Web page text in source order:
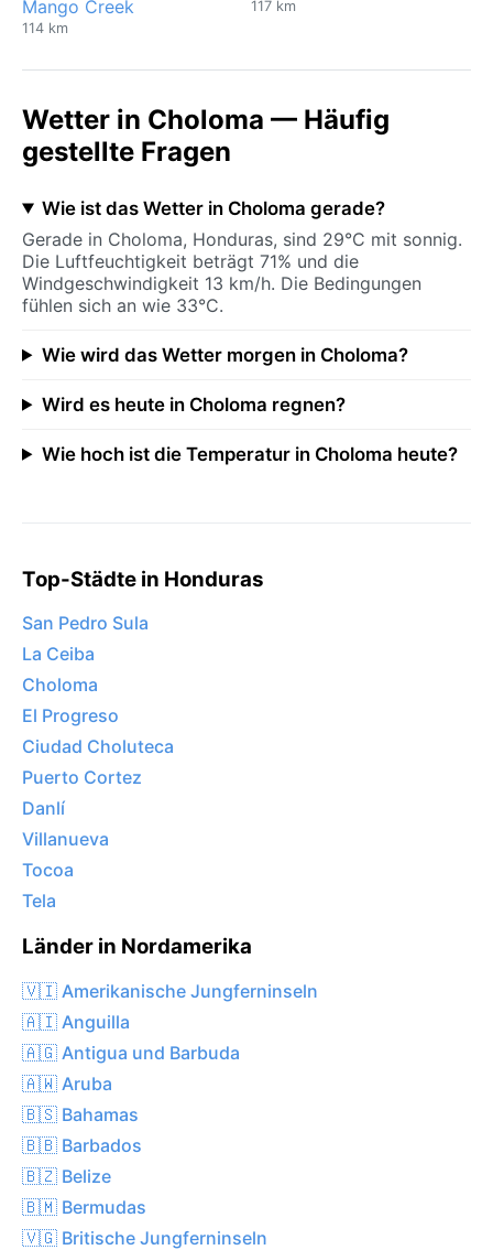
Mango Creek
114 km
117 km
Wetter in Choloma — Häufig
gestellte Fragen
Wie ist das Wetter in Choloma gerade?
Gerade in Choloma, Honduras, sind 29°C mit sonnig.
Die Luftfeuchtigkeit beträgt 71% und die
Windgeschwindigkeit 13 km/h. Die Bedingungen
fühlen sich an wie 33°C.
Wie wird das Wetter morgen in Choloma?
Wird es heute in Choloma regnen?
Wie hoch ist die Temperatur in Choloma heute?
Top-Städte in Honduras
San Pedro Sula
La Ceiba
Choloma
El Progreso
Ciudad Choluteca
Puerto Cortez
Danlí
Villanueva
Tocoa
Tela
Länder in Nordamerika
🇻🇮 Amerikanische Jungferninseln
🇦🇮 Anguilla
🇦🇬 Antigua und Barbuda
🇦🇼 Aruba
🇧🇸 Bahamas
🇧🇧 Barbados
🇧🇿 Belize
🇧🇲 Bermudas
🇻🇬 Britische Jungferninseln